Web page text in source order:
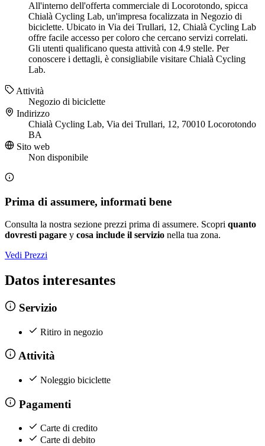
All'interno dell'offerta commerciale di Locorotondo, spicca
Chialà Cycling Lab, un'impresa focalizzata in Negozio di
biciclette. Ubicato in Via dei Trullari, 12, Chialà Cycling Lab
offre facile accesso per coloro che cercano servizi correlati.
Gli utenti qualificano questa attività con 4.9 stelle. Per
conoscere i dettagli, è consigliabile visitare Chialà Cycling
Lab.
Attività
Negozio di biciclette
Indirizzo
Chialà Cycling Lab, Via dei Trullari, 12, 70010 Locorotondo
BA
Sito web
Non disponibile
Prima di assumere, informati bene
Consulta la nostra sezione prezzi prima di assumere. Scopri quanto
dovresti pagare y cosa include il servizio nella tua zona.
Vedi Prezzi
Datos interesantes
Servizio
Ritiro in negozio
Attività
Noleggio biciclette
Pagamenti
Carte di credito
Carte di debito